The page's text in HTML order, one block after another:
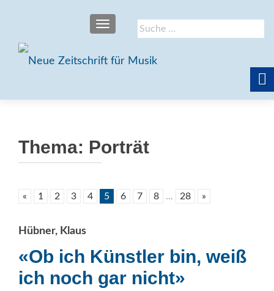
Suche
nach:
SCHALTE NAVIGATION
Thema: Porträt
« 1 2 3 4 5 6 7 8 ... 28 »
Hübner, Klaus
«Ob ich Künstler bin, weiß
ich noch gar nicht»